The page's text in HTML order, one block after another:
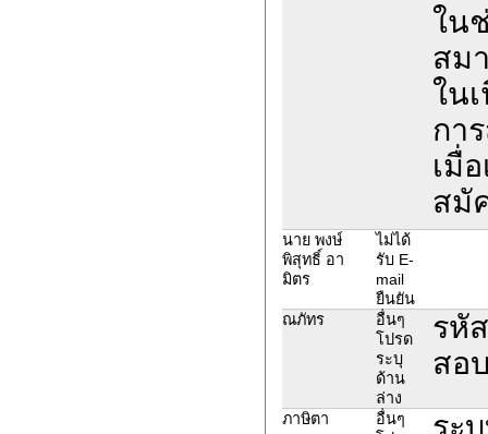
ใน
สม
ใน
กา
เมื่
สมั
นาย พงษ์
พิสุทธิ์ อา
มิตร
ไม่ได้
รับ E-
mail
ยืนยัน
ณภัทร
อื่นๆ
โปรด
ระบุ
ด้าน
ล่าง
รหั
สอ
ภาษิตา
อื่นๆ
ระ